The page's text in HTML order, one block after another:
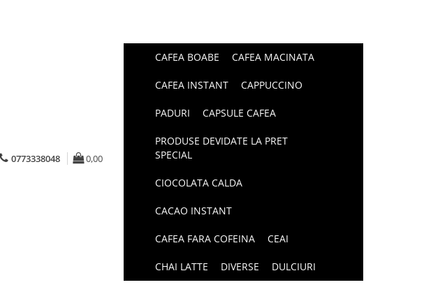
0773338048 0,00
CAFEA BOABE CAFEA MACINATA
CAFEA INSTANT CAPPUCCINO
PADURI CAPSULE CAFEA
PRODUSE DEVIDATE LA PRET
SPECIAL
CIOCOLATA CALDA
CACAO INSTANT
CAFEA FARA COFEINA CEAI
CHAI LATTE DIVERSE DULCIURI